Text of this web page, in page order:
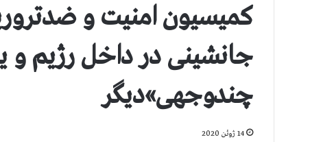
کمیسیون امنیت و
جانشینی در داخل رژیم و
چندوجهی»دیگر
14 ژوئن 2020